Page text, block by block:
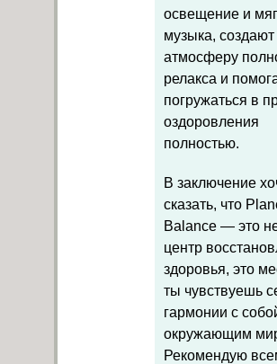
освещение и
музыка, создают
атмосферу
релакса и
погружаться в
оздоровления
полностью.
В заключение
сказать, что
Balance — это
центр
здоровья, это
ты чувствуешь
гармонии с
окружающим
Рекомендую